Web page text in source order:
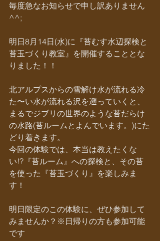
毎度急なお知らせで申し訳ありません
^^;
明日8月14日(水)に『苔むす水辺探検と
苔玉づくり教室』を開催することとな
りました！！
北アルプスからの雪解け水が流れる冷
た〜い水が流れる沢を遡っていくと、
まるでジブリの世界のような苔だらけ
の水路(苔ルームとよんでいます。)にた
どり着きます。
今回の体験では、本当は教えたくな
い!?『苔ルーム』への探検と、その苔
を使った『苔玉づくり』を楽しみま
す！
明日限定のこの体験に、ぜひ参加して
みませんか？※日帰りの方も参加可能
です